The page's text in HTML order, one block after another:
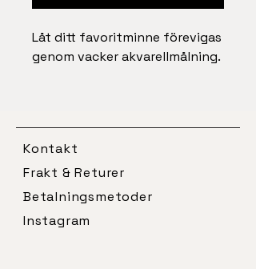
Låt ditt favoritminne förevigas
genom vacker akvarellmålning.
premiumpapper.
Kontakt
Frakt & Returer
Betalningsmetoder
Instagram